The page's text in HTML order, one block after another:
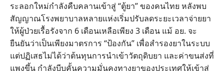
ระลอกใหม่กำลังคืบคลานเข้าสู่ “ตู้ยา” ของคนไทย หลังพบ
สัญญาณโรงพยาบาลหลายแห่งเริ่มปรับลดระยะเวลาจ่ายยา
ให้ผู้ป่วยเรื้อรังจาก 6 เดือนเหลือเพียง 3 เดือน แม้ อย. จะ
ยืนยันว่าเป็นเพียงมาตรการ “ป้องกัน” เพื่อสำรองยาในระบบ
แต่ปฏิเสธไม่ได้ว่าต้นทุนการนำเข้าวัตถุดิบยา และค่าขนส่งที่
แพงขึ้น กำลังบีบคั้นความมั่นคงทางยาของประเทศให้เข้าสู่